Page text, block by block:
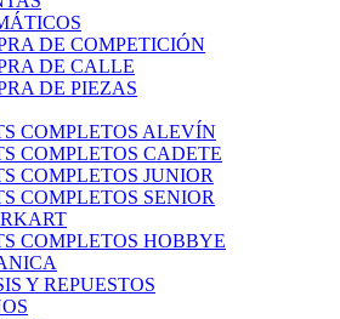
DE COMPETICIÓN
DE CALLE
DE PIEZAS
COMPLETOS ALEVÍN
COMPLETOS CADETE
COMPLETOS JUNIOR
COMPLETOS SENIOR
COMPLETOS HOBBYE
Y REPUESTOS